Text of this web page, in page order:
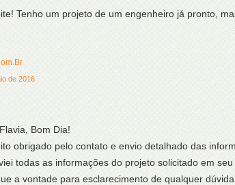
Tenho um projeto de um engenheiro já pronto,
de 2016
Bom Dia!
obrigado pelo contato e envio detalhado das
todas as informações do projeto solicitado em seu
a vontade para esclarecimento de qualquer dúvida.